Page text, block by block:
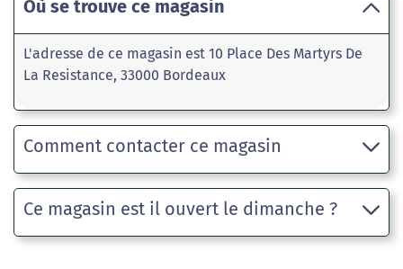
Où se trouve ce magasin
L'adresse de ce magasin est 10 Place Des Martyrs De
La Resistance, 33000 Bordeaux
Comment contacter ce magasin
Ce magasin est il ouvert le dimanche ?